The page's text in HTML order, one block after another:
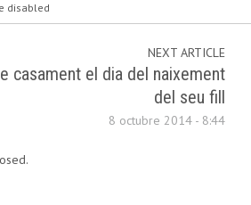
disabled
NEXT ARTICLE
casament el dia del naixement
del seu fill
8 octubre 2014 - 8:44